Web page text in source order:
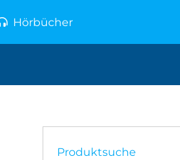
Hörbücher
Produktsuche